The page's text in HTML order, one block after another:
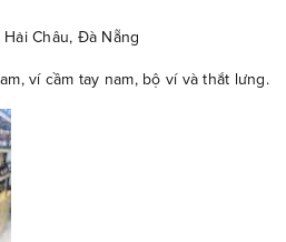
Châu, Đà Nẵng
ví cầm tay nam, bộ ví và thắt lưng.